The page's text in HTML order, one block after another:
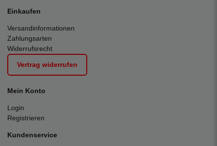
Einkaufen
Versandinformationen
Zahlungsarten
Widerrufsrecht
Vertrag widerrufen
Mein Konto
Login
Registrieren
Kundenservice